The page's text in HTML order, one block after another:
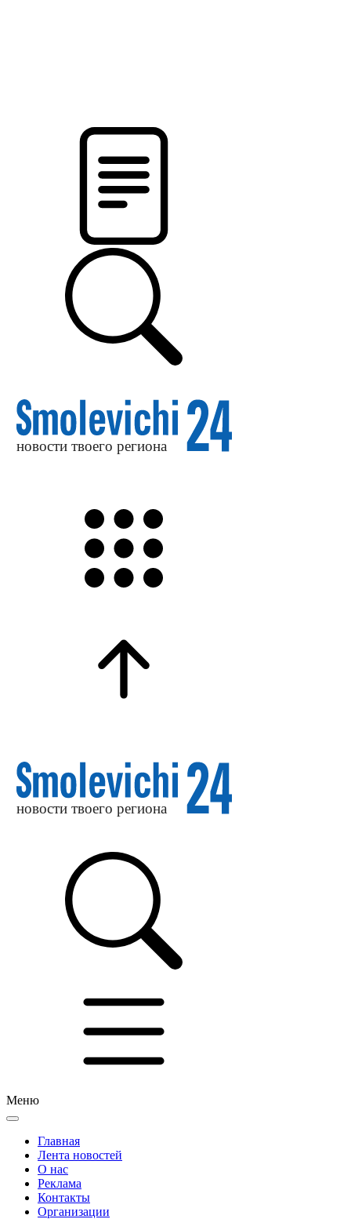
Меню
Главная
Лента новостей
О нас
Реклама
Контакты
Организации